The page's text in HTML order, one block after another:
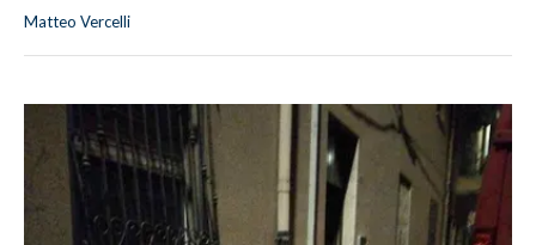
Matteo Vercelli